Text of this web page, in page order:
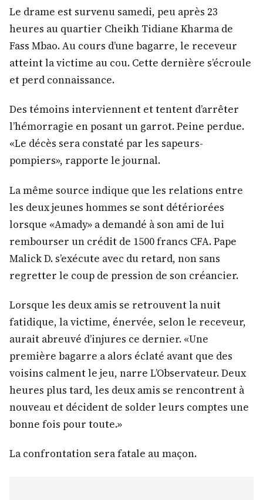
Le drame est survenu samedi, peu après 23
heures au quartier Cheikh Tidiane Kharma de
Fass Mbao. Au cours d’une bagarre, le receveur
atteint la victime au cou. Cette dernière s’écroule
et perd connaissance.
Des témoins interviennent et tentent d’arrêter
l’hémorragie en posant un garrot. Peine perdue.
«Le décès sera constaté par les sapeurs-
pompiers», rapporte le journal.
La même source indique que les relations entre
les deux jeunes hommes se sont détériorées
lorsque «Amady» a demandé à son ami de lui
rembourser un crédit de 1500 francs CFA. Pape
Malick D. s’exécute avec du retard, non sans
regretter le coup de pression de son créancier.
Lorsque les deux amis se retrouvent la nuit
fatidique, la victime, énervée, selon le receveur,
aurait abreuvé d’injures ce dernier. «Une
première bagarre a alors éclaté avant que des
voisins calment le jeu, narre L’Observateur. Deux
heures plus tard, les deux amis se rencontrent à
nouveau et décident de solder leurs comptes une
bonne fois pour toute.»
La confrontation sera fatale au maçon.